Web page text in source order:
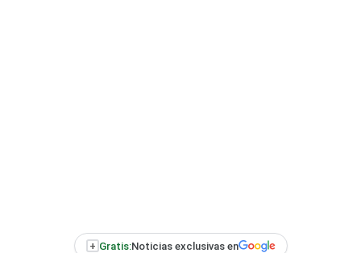
+ Gratis:Noticias exclusivas en